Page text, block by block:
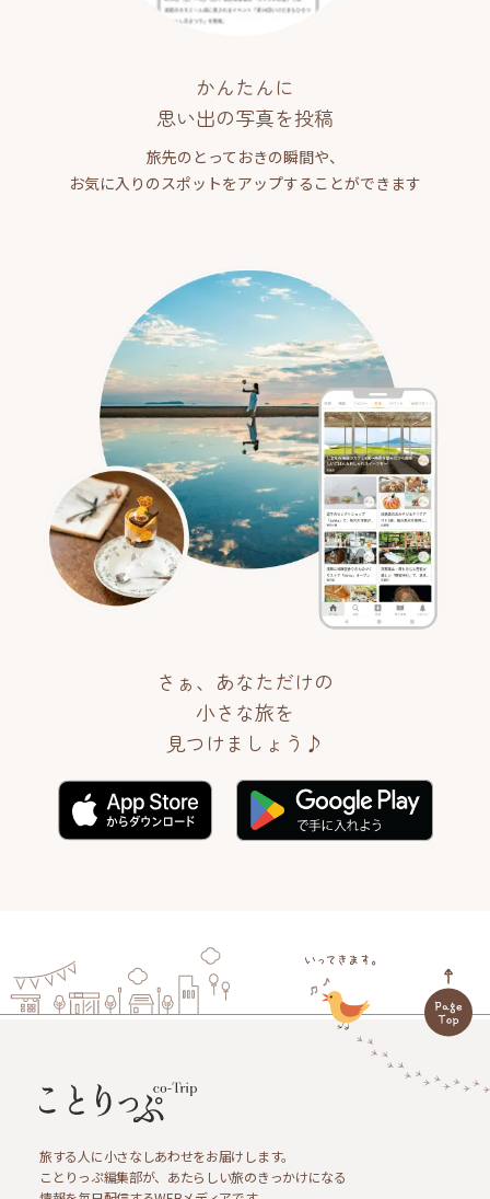
かんたんに
思い出の写真を投稿
旅先のとっておきの瞬間や、
お気に入りのスポットをアップすることができます
さぁ、あなただけの
小さな旅を
見つけましょう♪
旅する人に小さなしあわせをお届けします。
ことりっぷ編集部が、あたらしい旅のきっかけになる